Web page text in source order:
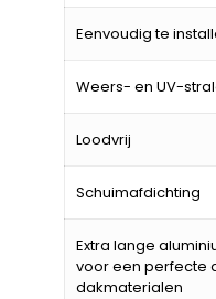
Eenvoudig te
Weers- en UV-
Loodvrij
Schuimafdichting
Extra lange
voor een perfecte
dakmaterialen